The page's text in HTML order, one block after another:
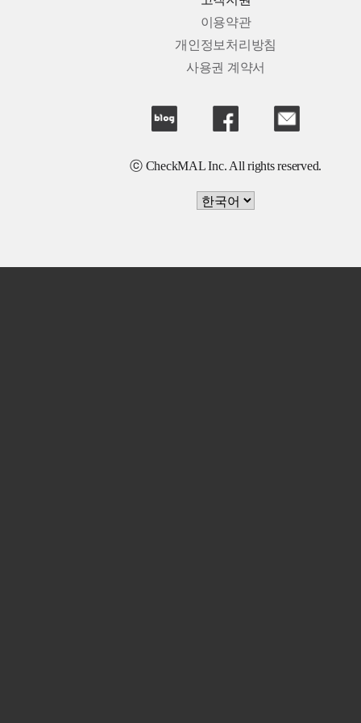
이용약관
개인정보처리방침
사용권 계약서
ⓒ CheckMAL Inc. All rights reserved.